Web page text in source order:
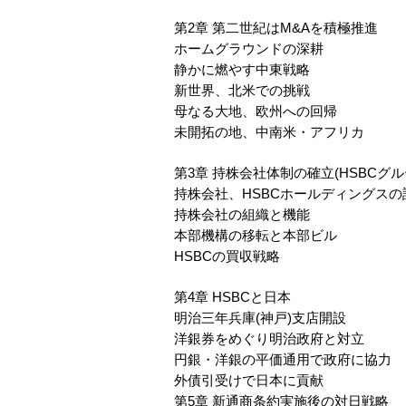
第2章 第二世紀はM&Aを積極推進
ホームグラウンドの深耕
静かに燃やす中東戦略
新世界、北米での挑戦
母なる大地、欧州への回帰
未開拓の地、中南米・アフリカ
第3章 持株会社体制の確立(HSBCグ
持株会社、HSBCホールディングスの
持株会社の組織と機能
本部機構の移転と本部ビル
HSBCの買収戦略
第4章 HSBCと日本
明治三年兵庫(神戸)支店開設
洋銀券をめぐり明治政府と対立
円銀・洋銀の平価通用で政府に協力
外債引受けで日本に貢献
第5章 新通商条約実施後の対日戦略